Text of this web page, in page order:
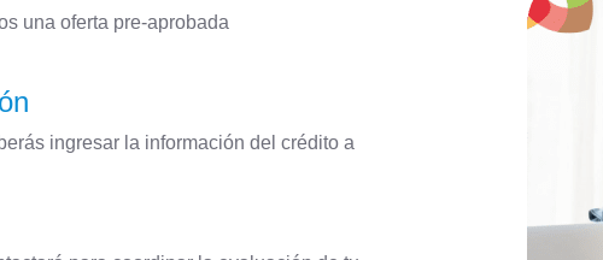
una oferta pre-aprobada
ingresar la información del crédito a